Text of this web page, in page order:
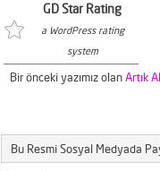
GD Star Rating
a WordPress rating
system
Bir önceki yazımız olanArtık
Bu Resmi Sosyal Medyada